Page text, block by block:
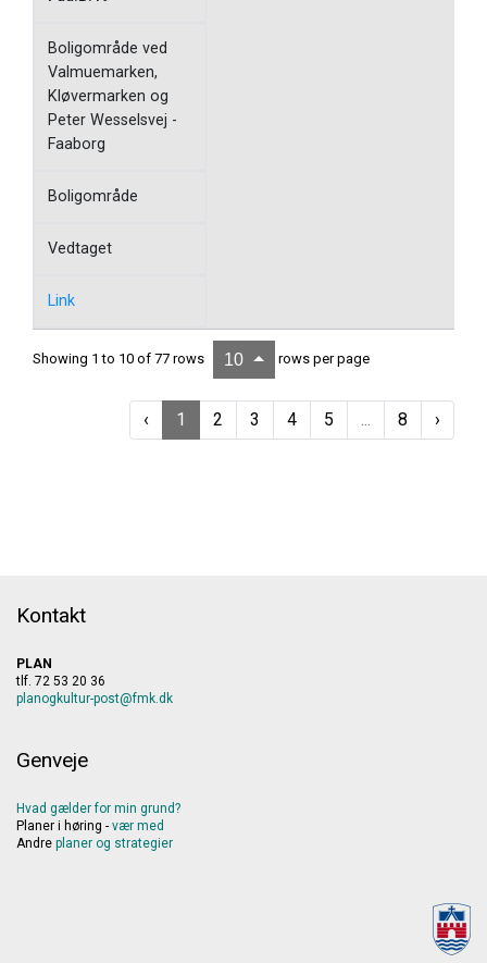
Boligområde ved
Valmuemarken,
Kløvermarken og
Peter Wesselsvej -
Faaborg
Boligområde
Vedtaget
Link
Showing 1 to 10 of 77 rows 10 rows per page
‹ 1 2 3 4 5 ... 8 ›
Kontakt
PLAN
tlf. 72 53 20 36
planogkultur-post@fmk.dk
Genveje
Hvad gælder for min grund?
Planer i høring - vær med
Andre planer og strategier